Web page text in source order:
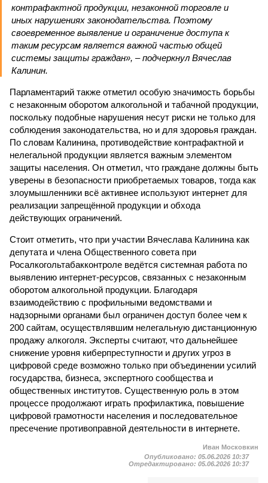
контрафактной продукции, незаконной торговле и
иных нарушениях законодательства. Поэтому
своевременное выявление и ограничение доступа к
таким ресурсам является важной частью общей
системы защиты граждан», – подчеркнул Вячеслав
Калинин.
Парламентарий также отметил особую значимость борьбы
с незаконным оборотом алкогольной и табачной продукции,
поскольку подобные нарушения несут риски не только для
соблюдения законодательства, но и для здоровья граждан.
По словам Калинина, противодействие контрафактной и
нелегальной продукции является важным элементом
защиты населения. Он отметил, что граждане должны быть
уверены в безопасности приобретаемых товаров, тогда как
злоумышленники всё активнее используют интернет для
реализации запрещённой продукции и обхода
действующих ограничений.
Стоит отметить, что при участии Вячеслава Калинина как
депутата и члена Общественного совета при
Росалкогольтабакконтроле ведётся системная работа по
выявлению интернет-ресурсов, связанных с незаконным
оборотом алкогольной продукции. Благодаря
взаимодействию с профильными ведомствами и
надзорными органами был ограничен доступ более чем к
200 сайтам, осуществлявшим нелегальную дистанционную
продажу алкоголя. Эксперты считают, что дальнейшее
снижение уровня киберпреступности и других угроз в
цифровой среде возможно только при объединении усилий
государства, бизнеса, экспертного сообщества и
общественных институтов. Существенную роль в этом
процессе продолжают играть профилактика, повышение
цифровой грамотности населения и последовательное
пресечение противоправной деятельности в интернете.
Иван Московкин
Опубликовано: 05.06.2026 10:37
Отредактировано: 05.06.2026 10:37